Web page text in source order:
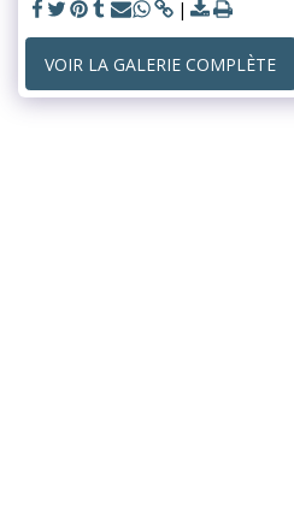
VOIR LA GALERIE COMPLÈTE